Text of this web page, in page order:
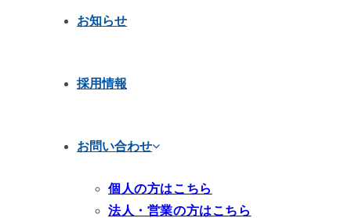
お知らせ
採用情報
お問い合わせ
個人の方はこちら
法人・営業の方はこちら